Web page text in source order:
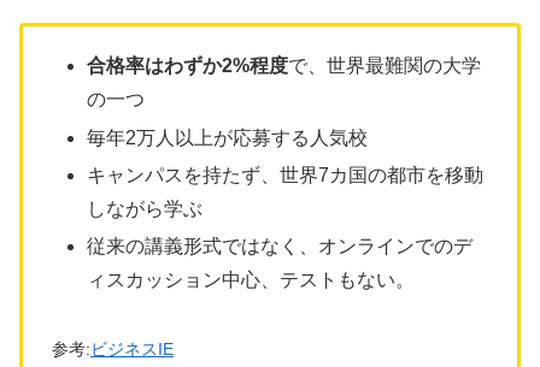
合格率はわずか2%程度で、世界最難関の大学
の一つ
毎年2万人以上が応募する人気校
キャンパスを持たず、世界7カ国の都市を移動
しながら学ぶ
従来の講義形式ではなく、オンラインでのデ
ィスカッション中心、テストもない。
参考:ビジネスIE